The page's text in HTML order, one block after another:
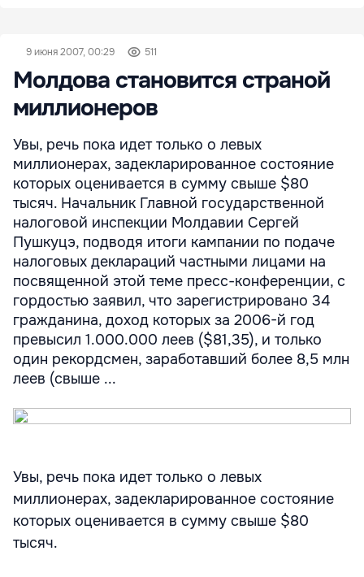
9 июня 2007, 00:29 511
Молдова становится страной
миллионеров
Увы, речь пока идет только о левых
миллионерах, задекларированное состояние
которых оценивается в сумму свыше $80
тысяч. Начальник Главной государственной
налоговой инспекции Молдавии Сергей
Пушкуцэ, подводя итоги кампании по подаче
налоговых деклараций частными лицами на
посвященной этой теме пресс-конференции, с
гордостью заявил, что зарегистрировано 34
гражданина, доход которых за 2006-й год
превысил 1.000.000 леев ($81,35), и только
один рекордсмен, заработавший более 8,5 млн
леев (свыше ...
Увы, речь пока идет только о левых
миллионерах, задекларированное состояние
которых оценивается в сумму свыше $80
тысяч.